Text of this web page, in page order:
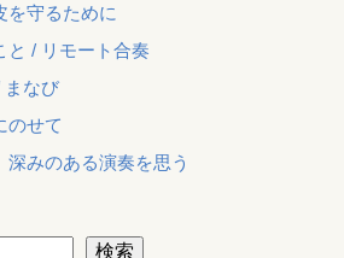
を守るために
と / リモート合奏
まなび
のせて
みのある演奏を思う
検索